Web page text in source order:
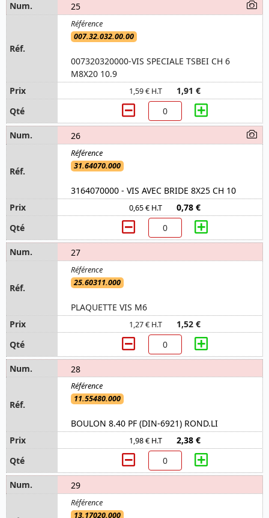
25
007.32.032.00.00
007320320000-VIS SPECIALE TSBEI CH 6
M8X20 10.9
1,59 € H.T 1,91 €
26
31.64070.000
3164070000 - VIS AVEC BRIDE 8X25 CH 10
0,65 € H.T 0,78 €
27
25.60311.000
PLAQUETTE VIS M6
1,27 € H.T 1,52 €
28
11.55480.000
BOULON 8.40 PF (DIN-6921) ROND.LI
1,98 € H.T 2,38 €
29
13.17020.000